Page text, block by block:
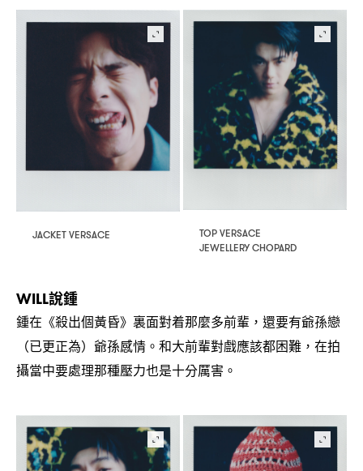
JACKET VERSACE
TOP VERSACE
JEWELLERY CHOPARD
WILL說鍾
鍾在《殺出個黃昏》裏面對着那麼多前輩 ， 還要有爺孫戀
（已更正為） 爺孫感情。和大前輩對戲應該都困難 ， 在拍
攝當中要處理那種壓力也是十分厲害。